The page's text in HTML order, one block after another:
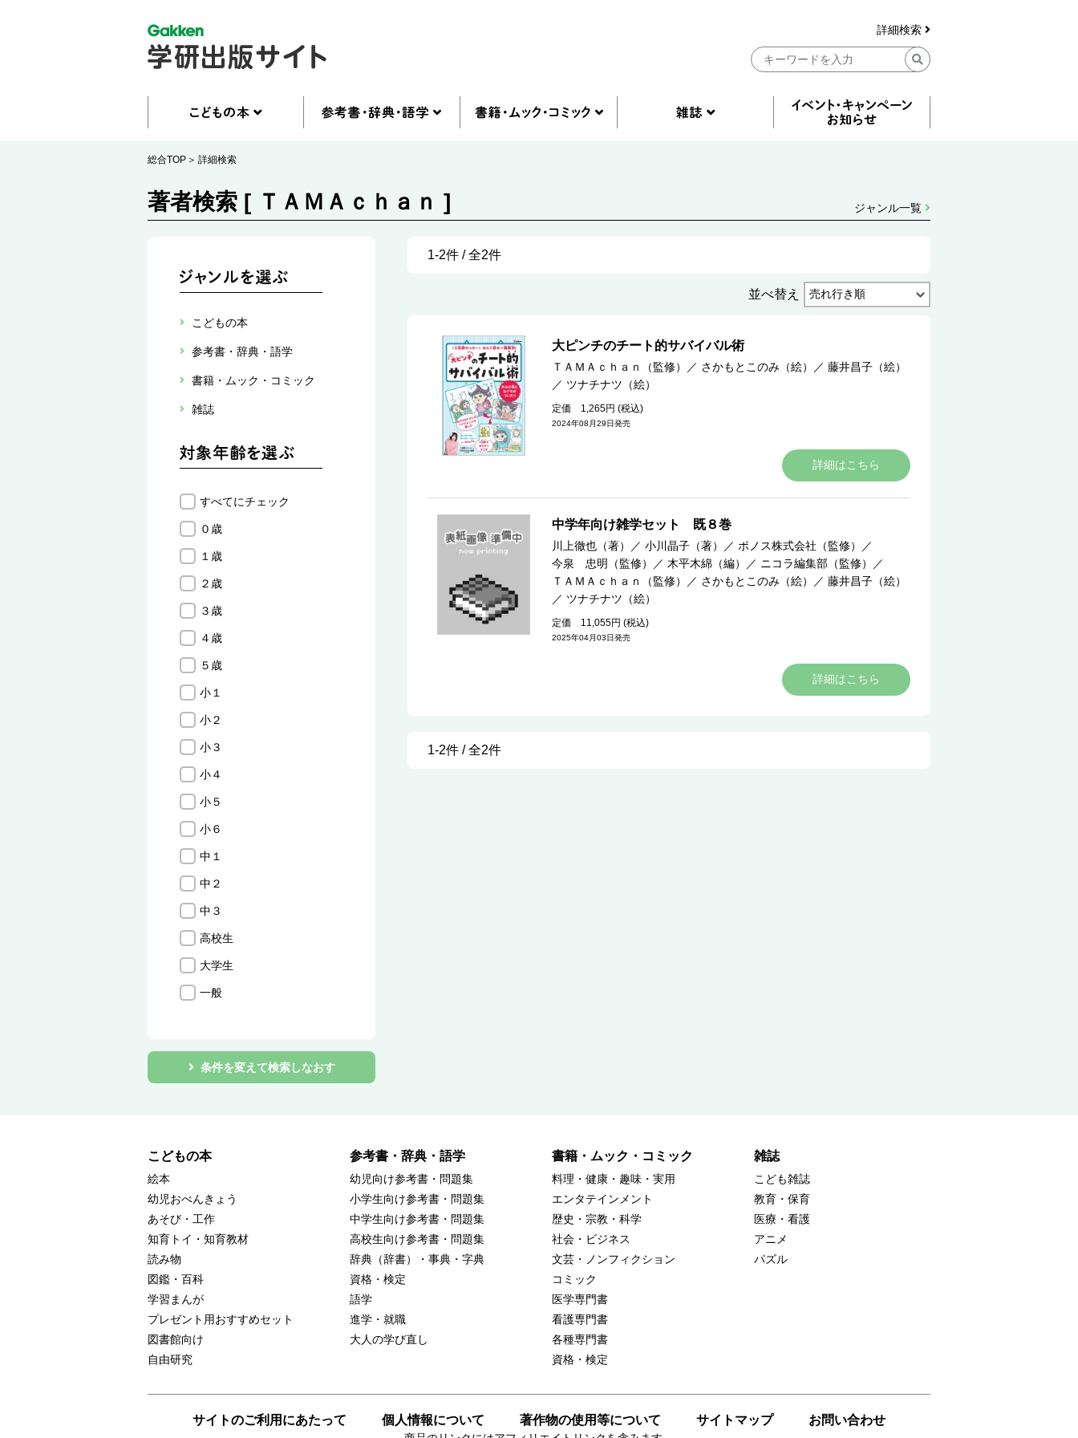
詳細検索
総合TOP 詳細検索
著者検索 [ ＴＡＭＡｃｈａｎ ] ジャンル一覧
こどもの本
参考書・辞典・語学
書籍・ムック・コミック
雑誌
すべてにチェック
０歳
１歳
２歳
３歳
４歳
５歳
小１
小２
小３
小４
小５
小６
中１
中２
中３
高校生
大学生
一般
条件を変えて検索しなおす
1-2件 / 全2件
並べ替え
大ピンチのチート的サバイバル術
ＴＡＭＡｃｈａｎ（監修） ／ さかもとこのみ（絵） ／ 藤井昌子（絵）
／ ツナチナツ（絵）
定価 1,265円 (税込)
2024年08月29日発売
詳細はこちら
中学年向け雑学セット 既８巻
川上徹也（著） ／ 小川晶子（著） ／ ポノス株式会社（監修）
／
今泉 忠明（監修）
／ 木平木綿（編） ／ ニコラ編集部（監修）
／
ＴＡＭＡｃｈａｎ（監修）
／ さかもとこのみ（絵） ／ 藤井昌子（絵）
／ ツナチナツ（絵）
定価 11,055円 (税込)
2025年04月03日発売
詳細はこちら
1-2件 / 全2件
こどもの本
絵本
幼児おべんきょう
あそび・工作
知育トイ・知育教材
読み物
図鑑・百科
学習まんが
プレゼント用おすすめセット
図書館向け
自由研究
参考書・辞典・語学
幼児向け参考書・問題集
小学生向け参考書・問題集
中学生向け参考書・問題集
高校生向け参考書・問題集
辞典（辞書）・事典・字典
資格・検定
語学
進学・就職
大人の学び直し
書籍・ムック・コミック
料理・健康・趣味・実用
エンタテインメント
歴史・宗教・科学
社会・ビジネス
文芸・ノンフィクション
コミック
医学専門書
看護専門書
各種専門書
資格・検定
雑誌
こども雑誌
教育・保育
医療・看護
アニメ
パズル
サイトのご利用にあたって 個人情報について 著作物の使用等について サイトマップ お問い合わせ